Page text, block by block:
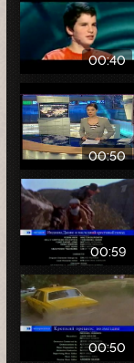
00:40
00:50
00:59
00:50